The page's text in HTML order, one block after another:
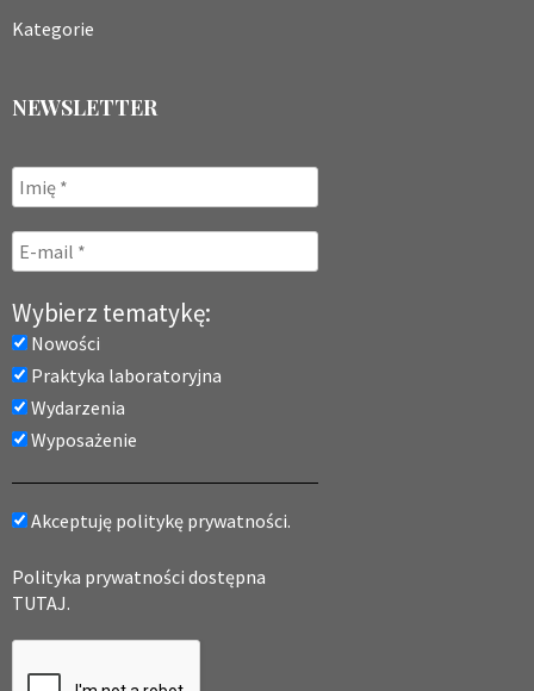
Kategorie
NEWSLETTER
Wybierz tematykę:
Nowości
Praktyka laboratoryjna
Wydarzenia
Wyposażenie
Akceptuję politykę prywatności.
Polityka prywatności dostępna
TUTAJ.